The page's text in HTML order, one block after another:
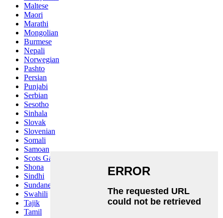
Maltese
Maori
Marathi
Mongolian
Burmese
Nepali
Norwegian
Pashto
Persian
Punjabi
Serbian
Sesotho
Sinhala
Slovak
Slovenian
Somali
Samoan
Scots Gaelic
Shona
Sindhi
Sundanese
Swahili
Tajik
Tamil